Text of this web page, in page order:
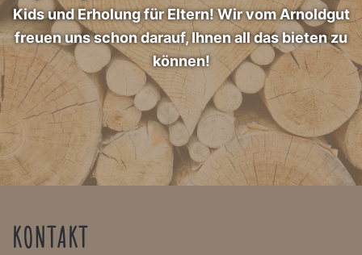
Kids und Erholung für Eltern! Wir vom Arnoldgut
freuen uns schon darauf, Ihnen all das bieten zu
können!
KONTAKT